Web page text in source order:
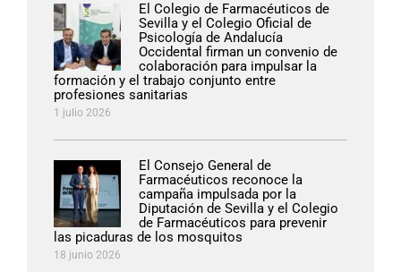
El Colegio de Farmacéuticos de
Sevilla y el Colegio Oficial de
Psicología de Andalucía
Occidental firman un convenio de
colaboración para impulsar la
formación y el trabajo conjunto entre
profesiones sanitarias
1 julio 2026
El Consejo General de
Farmacéuticos reconoce la
campaña impulsada por la
Diputación de Sevilla y el Colegio
de Farmacéuticos para prevenir
las picaduras de los mosquitos
18 junio 2026